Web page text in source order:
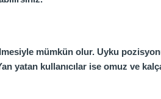
mümkün olur. Uyku
yatan kullanıcılar ise omuz ve